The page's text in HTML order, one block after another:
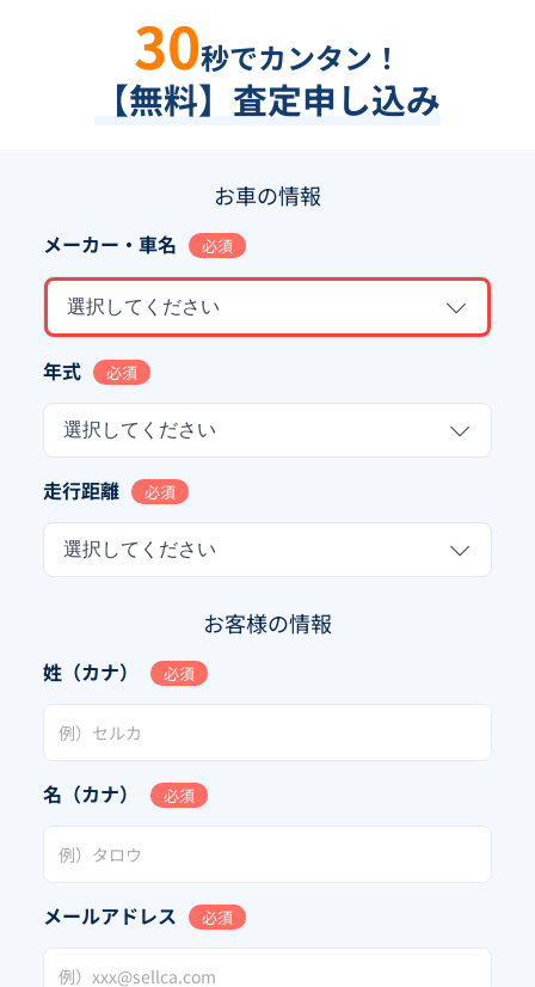
30秒でカンタン！
【無料】査定申し込み
お車の情報
メーカー・車名 必須
選択してください
年式 必須
選択してください
走行距離 必須
選択してください
お客様の情報
姓（カナ） 必須
名（カナ） 必須
メールアドレス 必須